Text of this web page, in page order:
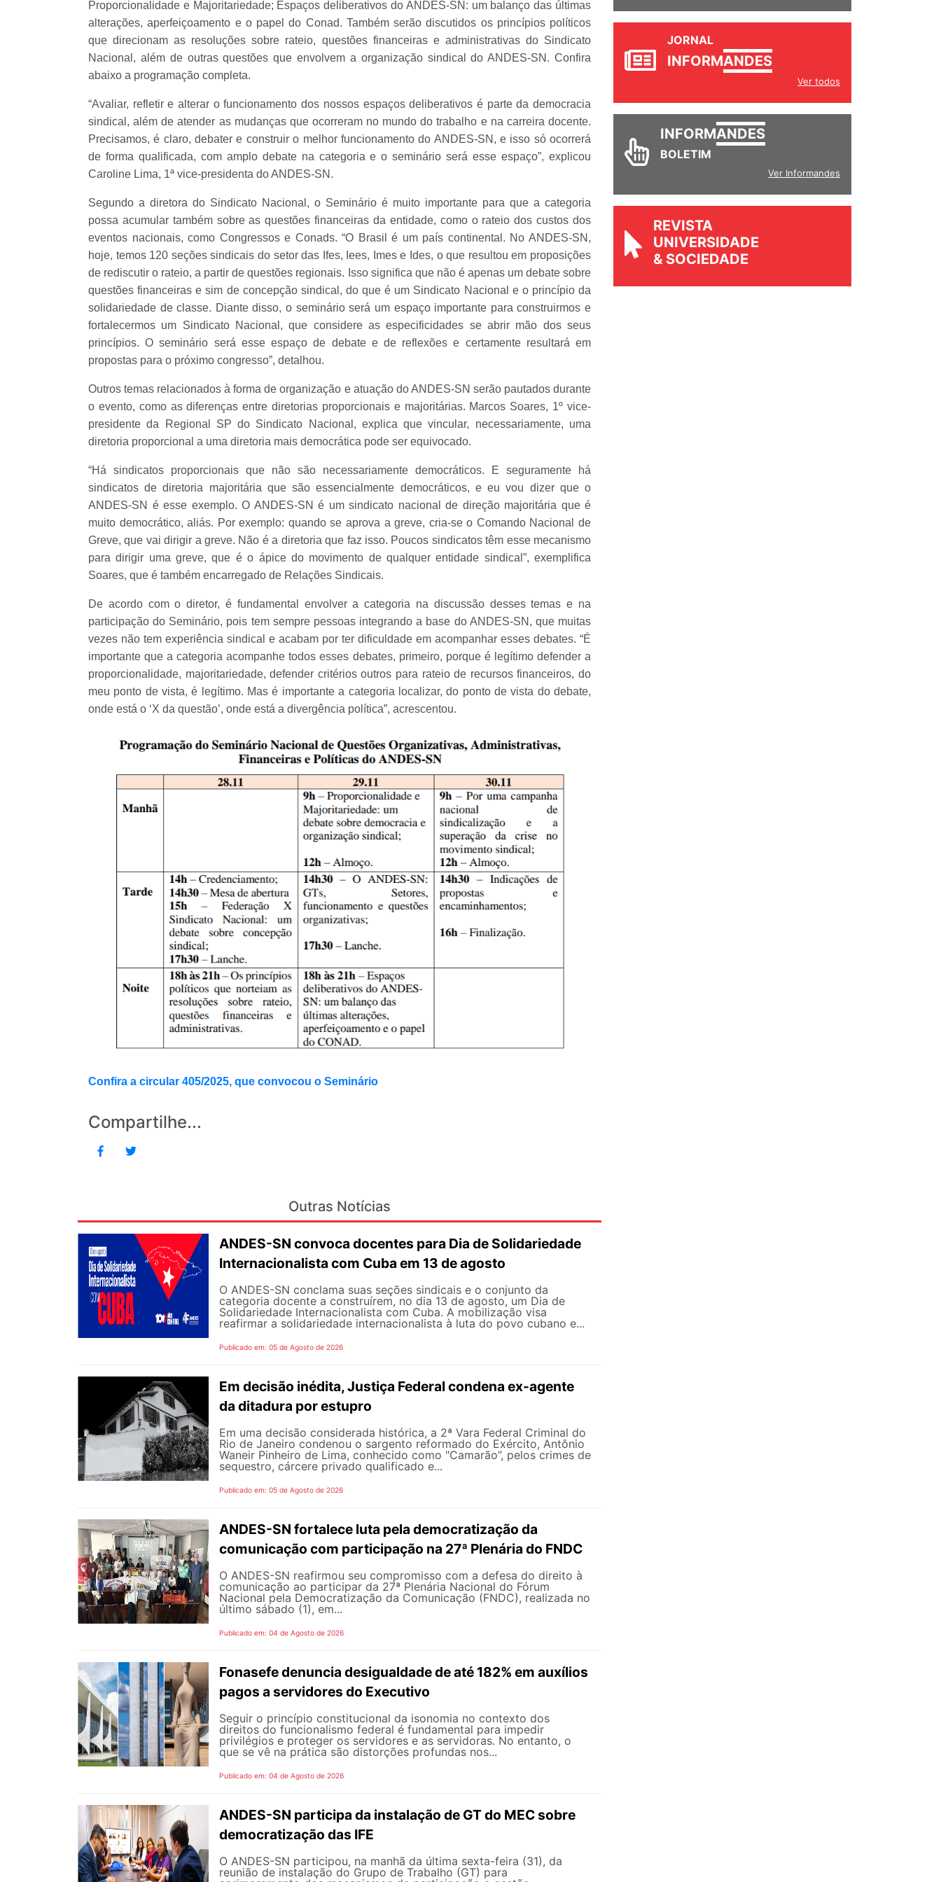
Proporcionalidade e Majoritariedade; Espaços deliberativos do ANDES-SN: um balanço das últimas
alterações, aperfeiçoamento e o papel do Conad. Também serão discutidos os princípios políticos
que direcionam as resoluções sobre rateio, questões financeiras e administrativas do Sindicato
Nacional, além de outras questões que envolvem a organização sindical do ANDES-SN. Confira
abaixo a programação completa.
“Avaliar, refletir e alterar o funcionamento dos nossos espaços deliberativos é parte da democracia
sindical, além de atender as mudanças que ocorreram no mundo do trabalho e na carreira docente.
Precisamos, é claro, debater e construir o melhor funcionamento do ANDES-SN, e isso só ocorrerá
de forma qualificada, com amplo debate na categoria e o seminário será esse espaço”, explicou
Caroline Lima, 1ª vice-presidenta do ANDES-SN.
Segundo a diretora do Sindicato Nacional, o Seminário é muito importante para que a categoria
possa acumular também sobre as questões financeiras da entidade, como o rateio dos custos dos
eventos nacionais, como Congressos e Conads. “O Brasil é um país continental. No ANDES-SN,
hoje, temos 120 seções sindicais do setor das Ifes, Iees, Imes e Ides, o que resultou em proposições
de rediscutir o rateio, a partir de questões regionais. Isso significa que não é apenas um debate sobre
questões financeiras e sim de concepção sindical, do que é um Sindicato Nacional e o princípio da
solidariedade de classe. Diante disso, o seminário será um espaço importante para construirmos e
fortalecermos um Sindicato Nacional, que considere as especificidades se abrir mão dos seus
princípios. O seminário será esse espaço de debate e de reflexões e certamente resultará em
propostas para o próximo congresso”, detalhou.
Outros temas relacionados à forma de organização e atuação do ANDES-SN serão pautados durante
o evento, como as diferenças entre diretorias proporcionais e majoritárias. Marcos Soares, 1º vice-
presidente da Regional SP do Sindicato Nacional, explica que vincular, necessariamente, uma
diretoria proporcional a uma diretoria mais democrática pode ser equivocado.
“Há sindicatos proporcionais que não são necessariamente democráticos. E seguramente há
sindicatos de diretoria majoritária que são essencialmente democráticos, e eu vou dizer que o
ANDES-SN é esse exemplo. O ANDES-SN é um sindicato nacional de direção majoritária que é
muito democrático, aliás. Por exemplo: quando se aprova a greve, cria-se o Comando Nacional de
Greve, que vai dirigir a greve. Não é a diretoria que faz isso. Poucos sindicatos têm esse mecanismo
para dirigir uma greve, que é o ápice do movimento de qualquer entidade sindical”, exemplifica
Soares, que é também encarregado de Relações Sindicais.
De acordo com o diretor, é fundamental envolver a categoria na discussão desses temas e na
participação do Seminário, pois tem sempre pessoas integrando a base do ANDES-SN, que muitas
vezes não tem experiência sindical e acabam por ter dificuldade em acompanhar esses debates. “É
importante que a categoria acompanhe todos esses debates, primeiro, porque é legítimo defender a
proporcionalidade, majoritariedade, defender critérios outros para rateio de recursos financeiros, do
meu ponto de vista, é legítimo. Mas é importante a categoria localizar, do ponto de vista do debate,
onde está o ‘X da questão’, onde está a divergência política”, acrescentou.
Confira a circular 405/2025, que convocou o Seminário
Compartilhe...
Outras Notícias
ANDES-SN convoca docentes para Dia de Solidariedade
Internacionalista com Cuba em 13 de agosto
O ANDES-SN conclama suas seções sindicais e o conjunto da
categoria docente a construírem, no dia 13 de agosto, um Dia de
Solidariedade Internacionalista com Cuba. A mobilização visa
reafirmar a solidariedade internacionalista à luta do povo cubano e...
Publicado em: 05 de Agosto de 2026
Em decisão inédita, Justiça Federal condena ex-agente
da ditadura por estupro
Em uma decisão considerada histórica, a 2ª Vara Federal Criminal do
Rio de Janeiro condenou o sargento reformado do Exército, Antônio
Waneir Pinheiro de Lima, conhecido como "Camarão”, pelos crimes de
sequestro, cárcere privado qualificado e...
Publicado em: 05 de Agosto de 2026
ANDES-SN fortalece luta pela democratização da
comunicação com participação na 27ª Plenária do FNDC
O ANDES-SN reafirmou seu compromisso com a defesa do direito à
comunicação ao participar da 27ª Plenária Nacional do Fórum
Nacional pela Democratização da Comunicação (FNDC), realizada no
último sábado (1), em...
Publicado em: 04 de Agosto de 2026
Fonasefe denuncia desigualdade de até 182% em auxílios
pagos a servidores do Executivo
Seguir o princípio constitucional da isonomia no contexto dos
direitos do funcionalismo federal é fundamental para impedir
privilégios e proteger os servidores e as servidoras. No entanto, o
que se vê na prática são distorções profundas nos...
Publicado em: 04 de Agosto de 2026
ANDES-SN participa da instalação de GT do MEC sobre
democratização das IFE
O ANDES-SN participou, na manhã da última sexta-feira (31), da
reunião de instalação do Grupo de Trabalho (GT) para
INFORM
INFORMANDES
BOLETIM
REVISTA
UNIVERSIDADE
& SOCIEDADE